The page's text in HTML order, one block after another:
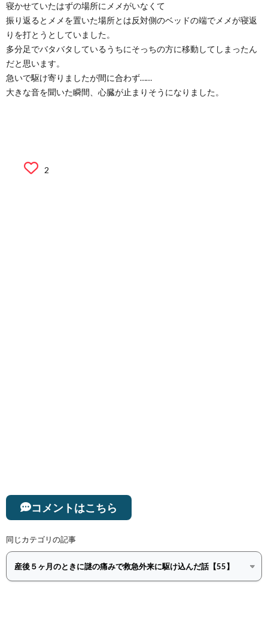
寝かせていたはずの場所にメメがいなくて
振り返るとメメを置いた場所とは反対側のベッドの端でメメが寝返
りを打とうとしていました。
多分足でバタバタしているうちにそっちの方に移動してしまったん
だと思います。
急いで駆け寄りましたが間に合わず……
大きな音を聞いた瞬間、心臓が止まりそうになりました。
2
コメントはこちら
同じカテゴリの記事